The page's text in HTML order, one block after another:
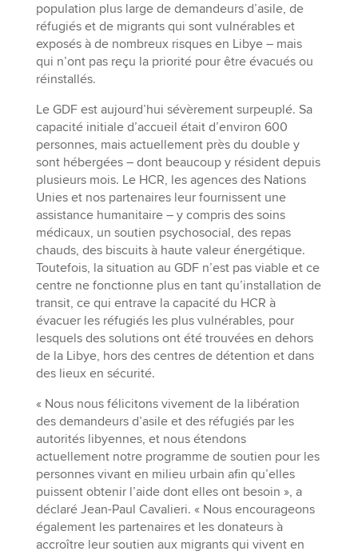
population plus large de demandeurs d’asile, de
réfugiés et de migrants qui sont vulnérables et
exposés à de nombreux risques en Libye – mais
qui n’ont pas reçu la priorité pour être évacués ou
réinstallés.
Le GDF est aujourd’hui sévèrement surpeuplé. Sa
capacité initiale d’accueil était d’environ 600
personnes, mais actuellement près du double y
sont hébergées – dont beaucoup y résident depuis
plusieurs mois. Le HCR, les agences des Nations
Unies et nos partenaires leur fournissent une
assistance humanitaire – y compris des soins
médicaux, un soutien psychosocial, des repas
chauds, des biscuits à haute valeur énergétique.
Toutefois, la situation au GDF n’est pas viable et ce
centre ne fonctionne plus en tant qu’installation de
transit, ce qui entrave la capacité du HCR à
évacuer les réfugiés les plus vulnérables, pour
lesquels des solutions ont été trouvées en dehors
de la Libye, hors des centres de détention et dans
des lieux en sécurité.
« Nous nous félicitons vivement de la libération
des demandeurs d’asile et des réfugiés par les
autorités libyennes, et nous étendons
actuellement notre programme de soutien pour les
personnes vivant en milieu urbain afin qu’elles
puissent obtenir l’aide dont elles ont besoin », a
déclaré Jean-Paul Cavalieri. « Nous encourageons
également les partenaires et les donateurs à
accroître leur soutien aux migrants qui vivent en